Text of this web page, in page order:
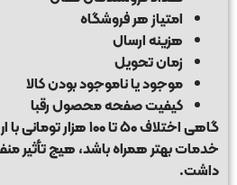
امتیاز هر فروشگاه
هزینه ارسال
زمان تحویل
موجود یا ناموجود بودن کالا
کیفیت صفحه محصول رقبا
گاهی اختلاف ۵۰ تا ۱۰۰
خدمات بهتر همراه باشد، هیچ تأثیر
داشت.